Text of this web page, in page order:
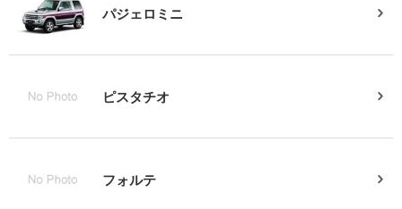
パジェロミニ
ピスタチオ
フォルテ